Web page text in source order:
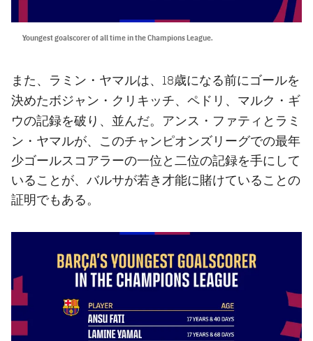
Youngest goalscorer of all time in the Champions League.
また、ラミン・ヤマルは、18歳になる前にゴールを
決めたボジャン・クリキッチ、ペドリ、マルク・ギ
ウの記録を破り、並んだ。 アンス・ファティ と ラミ
ン・ヤマルが、このチャンピオンズリーグでの最年
少ゴールスコアラーの一位と二位の記録を手にして
いることが、バルサが若き才能に賭けていることの
証明でもある。